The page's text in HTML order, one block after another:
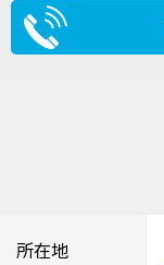
所在地